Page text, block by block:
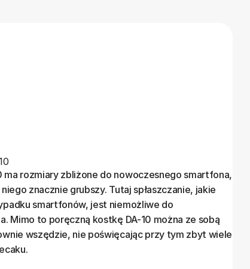
ma rozmiary zbliżone do nowoczesnego smartfona,
znacznie grubszy. Tutaj spłaszczanie, jakie
smartfonów, jest niemożliwe do
Mimo to poręczną kostkę DA-10 można ze sobą
wszędzie, nie poświęcając przy tym zbyt wiele